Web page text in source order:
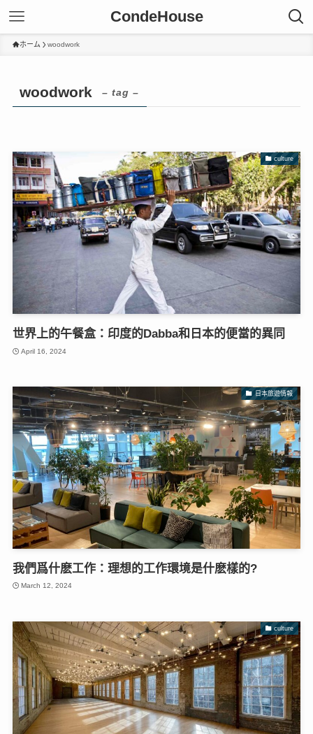
CondeHouse
ホーム woodwork
woodwork – tag –
culture
世界上的午餐盒：印度的Dabba和日本的便當的異同
April 16, 2024
日本旅遊情報
我們爲什麽工作：理想的工作環境是什麽樣的?
March 12, 2024
culture